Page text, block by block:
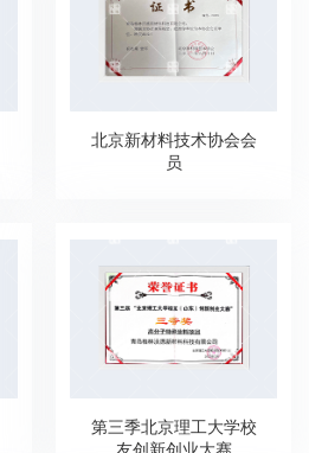
北京新材料技术协会会
员
第三季北京理工大学校